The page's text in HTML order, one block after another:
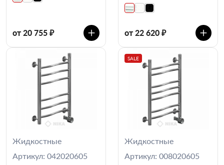
от 20 755 ₽ от 22 620 ₽
Жидкостные
Артикул: 042020605
SALE
Жидкостные
Артикул: 008020605